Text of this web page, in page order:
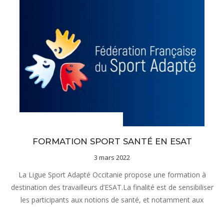
FORMATION SPORT SANTÉ EN ESAT
3 mars 2022
La Ligue Sport Adapté Occitanie propose une formation à
destination des travailleurs d’ESAT.La finalité est de sensibiliser
les participants aux notions de santé, et notamment aux